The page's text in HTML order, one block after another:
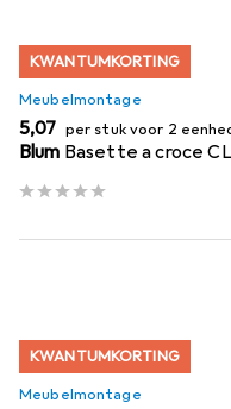
KWANTUMKORTING
Meubelmontage
EUR
5,07 per stuk voor 2
Blum Basette a croce
KWANTUMKORTING
Meubelmontage